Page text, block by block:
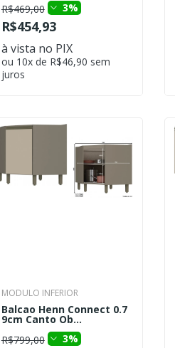
R$469,00
3%
R$454,93
à vista no PIX
ou 10x de R$46,90 sem
juros
MODULO INFERIOR
Balcao Henn Connect 0.7
9cm Canto Ob...
R$799,00
3%